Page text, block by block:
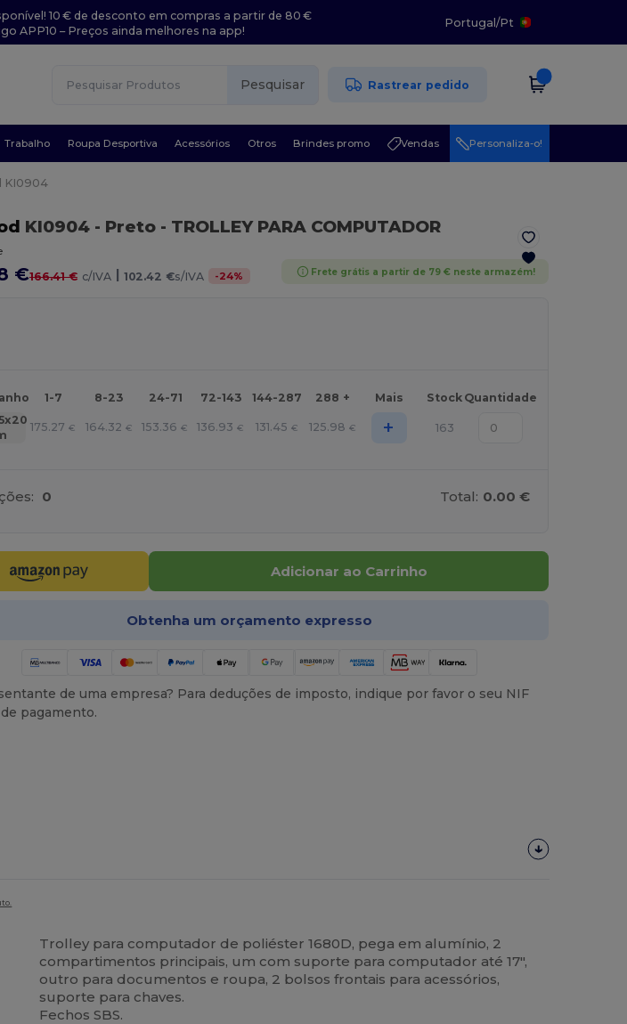
10 € de desconto em compras a partir de 80 €
APP10 – Preços ainda melhores na app!
Portugal/Pt
Pesquisar Rastrear pedido
Trabalho Roupa Desportiva Acessórios Otros Brindes promo Vendas Personaliza-o!
KI0904
KI0904 - Preto- TROLLEY PARA COMPUTADOR
€166.41 € c/IVA | 102.42 €s/IVA -24% Frete grátis a partir de 79 € neste armazém!
1-7 8-23 24-71 72-143 144-287 288 + Mais Stock Quantidade
175.27 € 164.32 € 153.36 € 136.93 € 131.45 € 125.98 € + 163
0 Total: 0.00 €
Adicionar ao Carrinho
Obtenha um orçamento expresso
de uma empresa? Para deduções de imposto, indique por favor o seu NIF
pagamento.
Trolley para computador de poliéster 1680D, pega em alumínio, 2
compartimentos principais, um com suporte para computador até 17",
outro para documentos e roupa, 2 bolsos frontais para acessórios,
suporte para chaves.
Fechos SBS.